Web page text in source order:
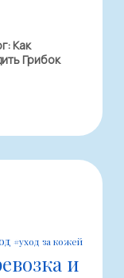
Как
Грибок
#уход за кожей
и